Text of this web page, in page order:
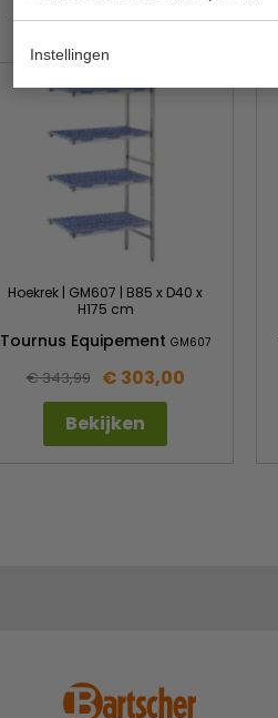
Instellingen
Hoekrek | GM607 | B85 x D40 x
H175 cm
Tournus Equipement GM607
€ 343,99
€ 303,00
Bekijken